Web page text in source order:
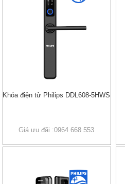
Khóa điện tử Philips DDL608-5HWS
Giá ưu đãi :0964 668 553